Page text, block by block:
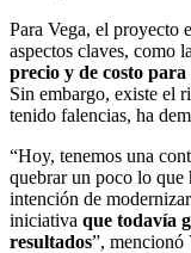
Para Vega, el proyecto
aspectos claves, como la
precio y de costo
Sin embargo, existe el
tenido falencias, ha
“Hoy, tenemos una
quebrar un poco lo que
intención de
iniciativa que todavía
resultados”, mencionó